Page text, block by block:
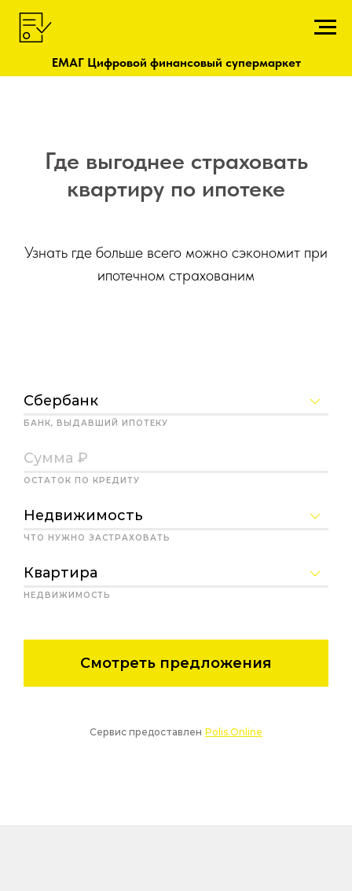
ЕМАГ Цифровой финансовый супермаркет
Где выгоднее страховать
квартиру по ипотеке
Узнать где больше всего можно сэкономит при
ипотечном страхованим